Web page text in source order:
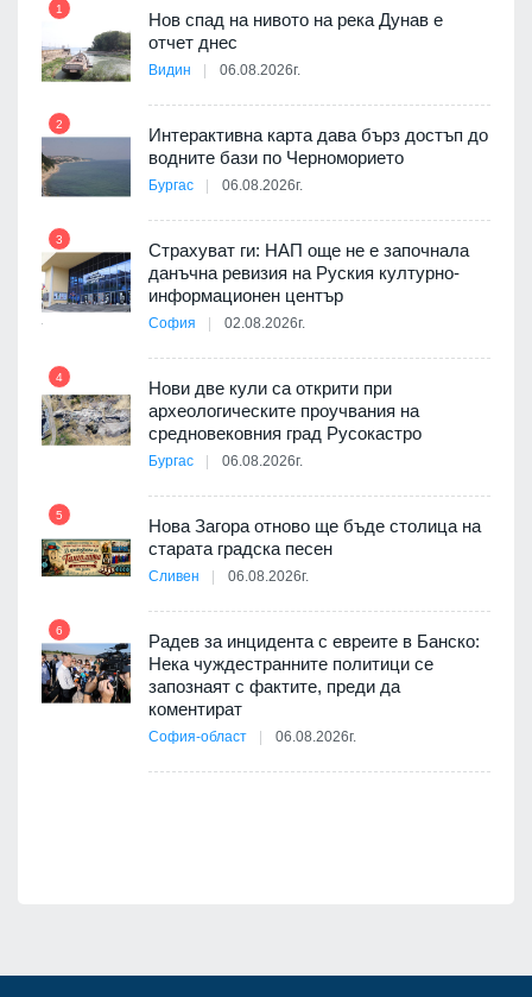
1
Нов спад на нивото на река Дунав е
отчет днес
Видин 06.08.2026г.
2
Интерактивна карта дава бърз достъп до
водните бази по Черноморието
Бургас 06.08.2026г.
3
Страхуват ги: НАП още не е започнала
данъчна ревизия на Руския културно-
информационен център
София 02.08.2026г.
4
Нови две кули са открити при
археологическите проучвания на
средновековния град Русокастро
Бургас 06.08.2026г.
5
Нова Загора отново ще бъде столица на
старата градска песен
Сливен 06.08.2026г.
6
Радев за инцидента с евреите в Банско:
Нека чуждестранните политици се
запознаят с фактите, преди да
коментират
София-област 06.08.2026г.